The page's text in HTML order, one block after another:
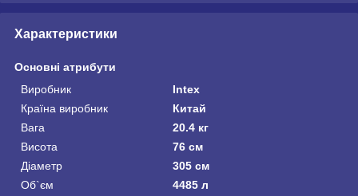
Характеристики
Основні атрибути
Виробник
Intex
Країна виробник
Китай
Вага
20.4 кг
Висота
76 см
Діаметр
305 см
Об`єм
4485 л